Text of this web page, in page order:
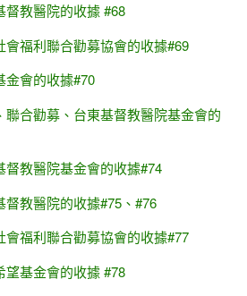
教醫院的收據 #68
福利聯合勸募協會的收據#69
金會的收據#70
合勸募、台東基督教醫院基金會的
教醫院基金會的收據#74
教醫院的收據#75、#76
福利聯合勸募協會的收據#77
基金會的收據 #78